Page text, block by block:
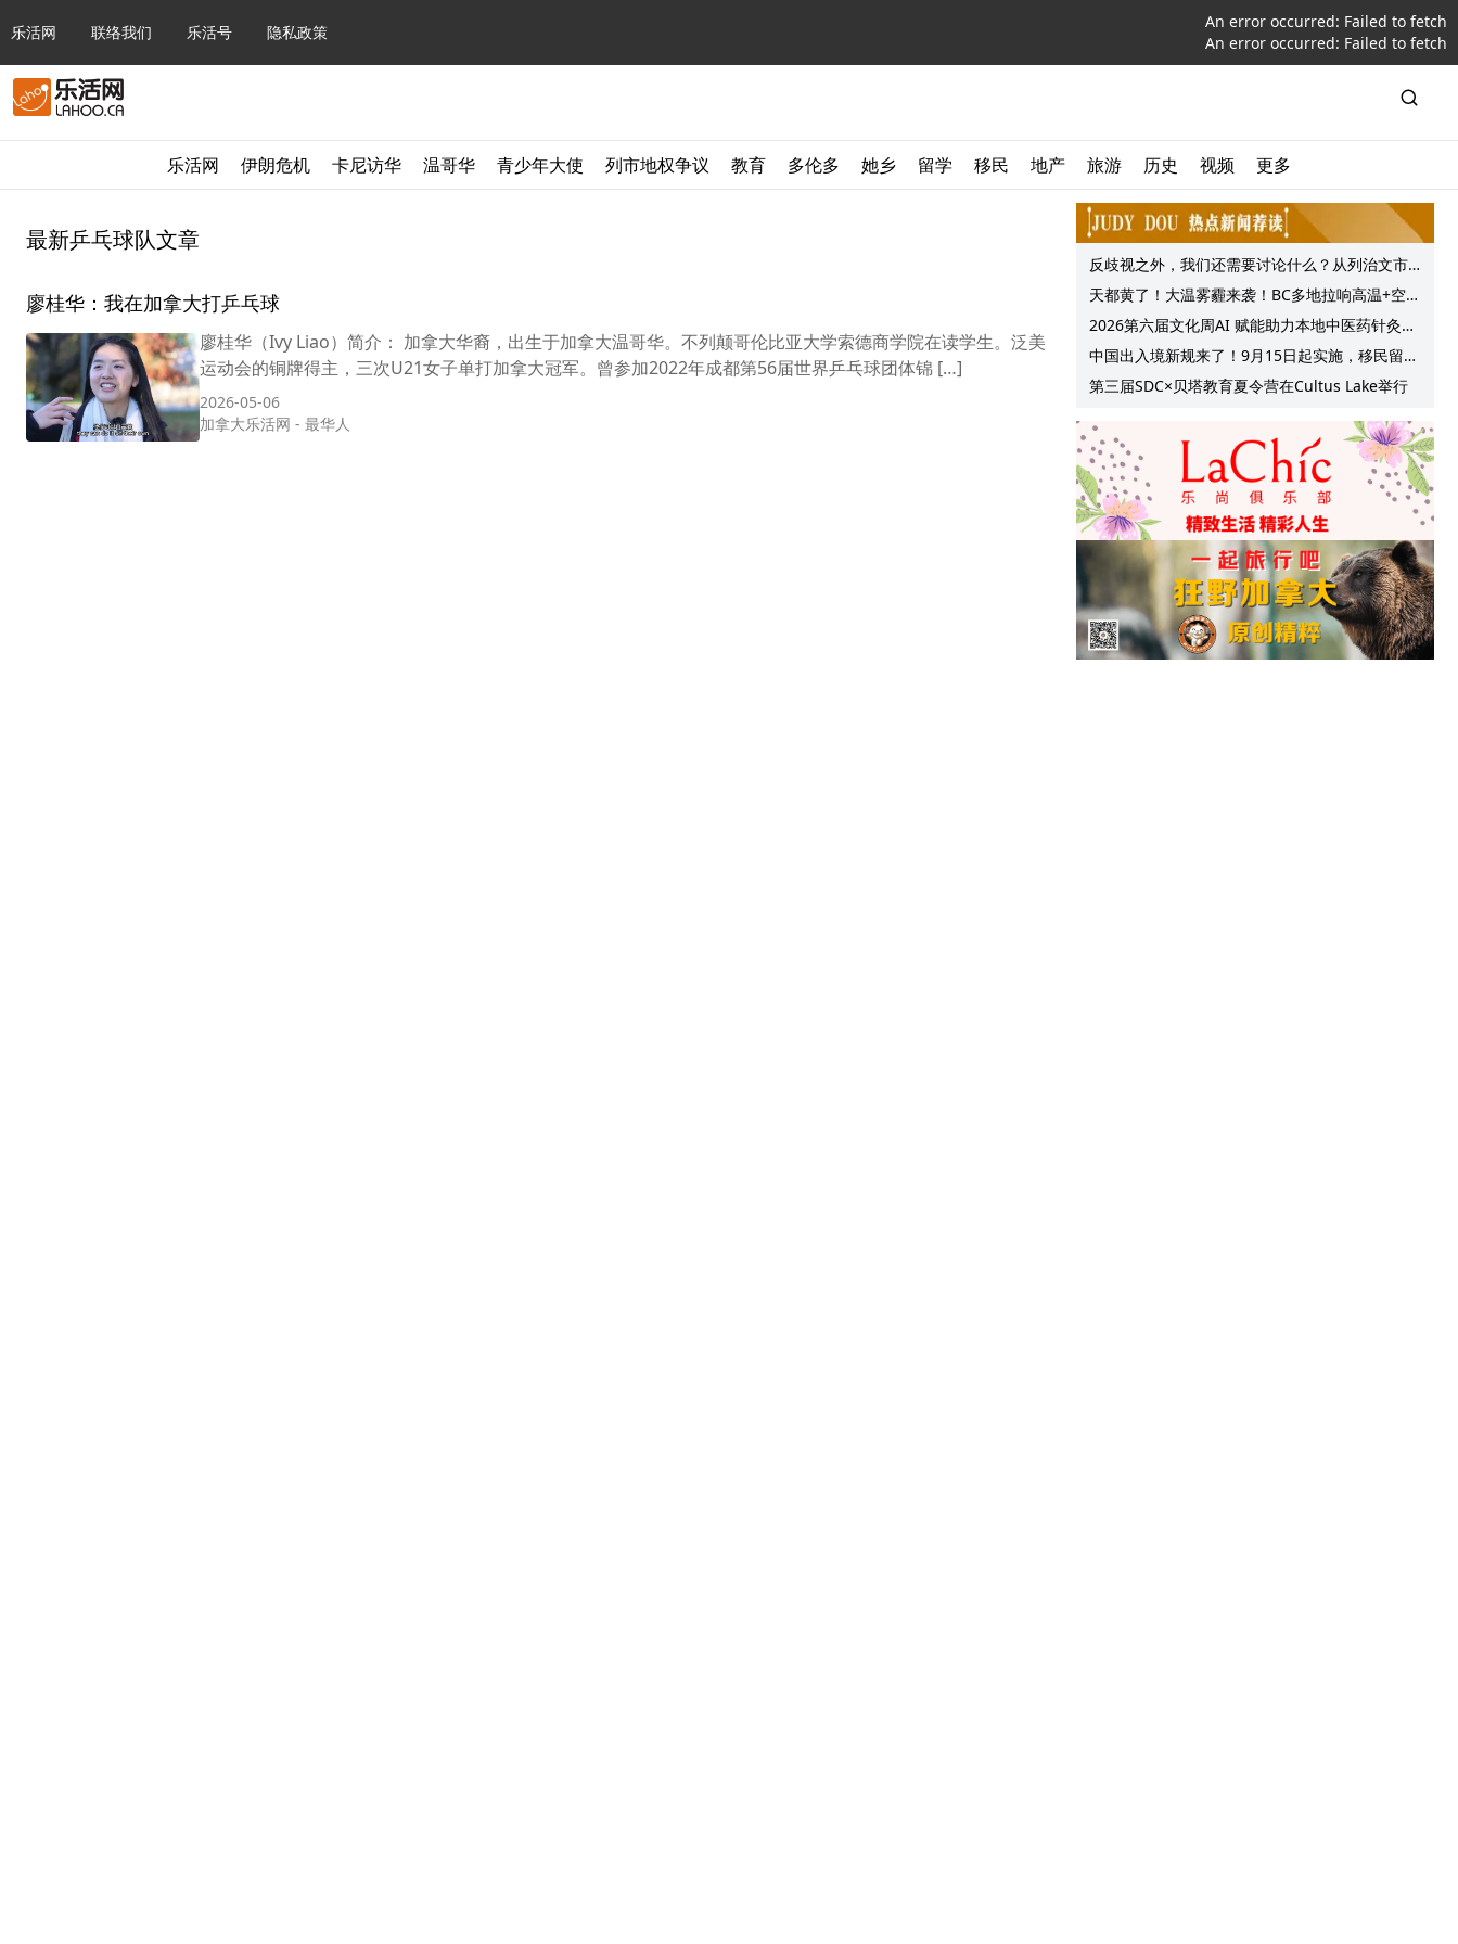
乐活网 联络我们 乐活号 隐私政策
An error occurred: Failed to fetch
An error occurred: Failed to fetch
乐活网 伊朗危机 卡尼访华 温哥华 青少年大使 列市地权争议 教育 多伦多 她乡 留学 移民 地产 旅游 历史 视频 更多
最新乒乓球队文章
廖桂华：我在加拿大打乒乓球
廖桂华（Ivy Liao）简介： 加拿大华裔，出生于加拿大温哥华。不列颠哥伦比亚大学索德商学院在读学生。泛美
运动会的铜牌得主，三次U21女子单打加拿大冠军。曾参加2022年成都第56届世界乒乓球团体锦 […]
2026-05-06
加拿大乐活网 - 最华人
反歧视之外，我们还需要讨论什么？从列治文市
议会一项动议谈起
天都黄了！大温雾霾来袭！BC多地拉响高温+空气
质量预警 最高可达35°C！
2026第六届文化周AI 赋能助力本地中医药针灸服
务提质升级
中国出入境新规来了！9月15日起实施，移民留学
中介迎来最强监管！
第三届SDC×贝塔教育夏令营在Cultus Lake举行